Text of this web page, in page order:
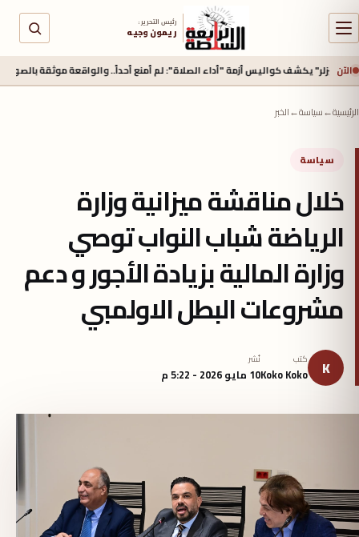
رئيس التحرير :
ريمون وجيه
الآنكواليس أزمة "أداء الصلاة": لم أمنع أحداً.. والواقعة موثقة بالصوت والصورة
الرئيسية←سياسة←الخبر
سياسة
خلال مناقشة ميزانية وزارة
الرياضة شباب النواب توصي
وزارة المالية بزيادة الأجور و دعم
مشروعات البطل الاولمبي
K كتب
Koko Koko
نُشر
10 مايو 2026 - 5:22 م